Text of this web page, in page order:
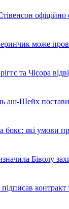
може
та Чісора
аш-Шейх
бокс: які умови
Біволу
підписав